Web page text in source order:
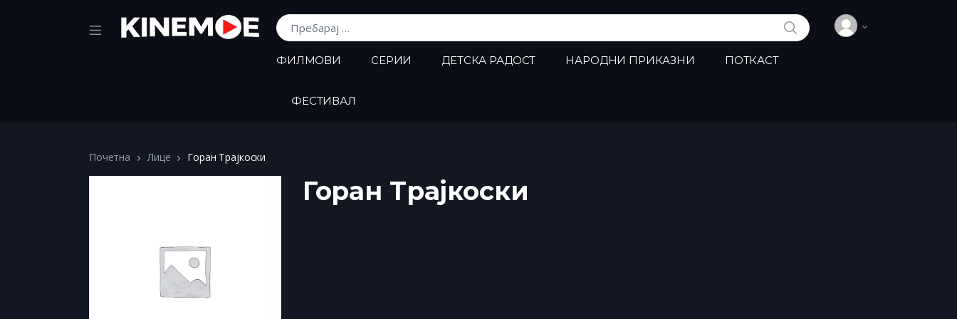
Пребарај:
ПРЕБАРАЈ
ФИЛМОВИ СЕРИИ ДЕТСКА РАДОСТ НАРОДНИ ПРИКАЗНИ ПОТКАСТ
ФЕСТИВАЛ
Почетна Лице Горан Трајкоски
Горан Трајкоски